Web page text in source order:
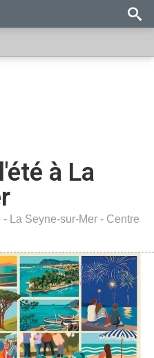
à La
- La Seyne-sur-Mer - Centre